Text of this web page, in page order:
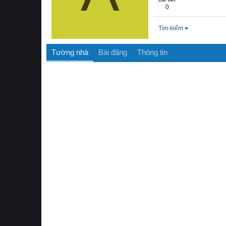
0
Tìm kiếm
Tường nhà Bài đăng Thông tin